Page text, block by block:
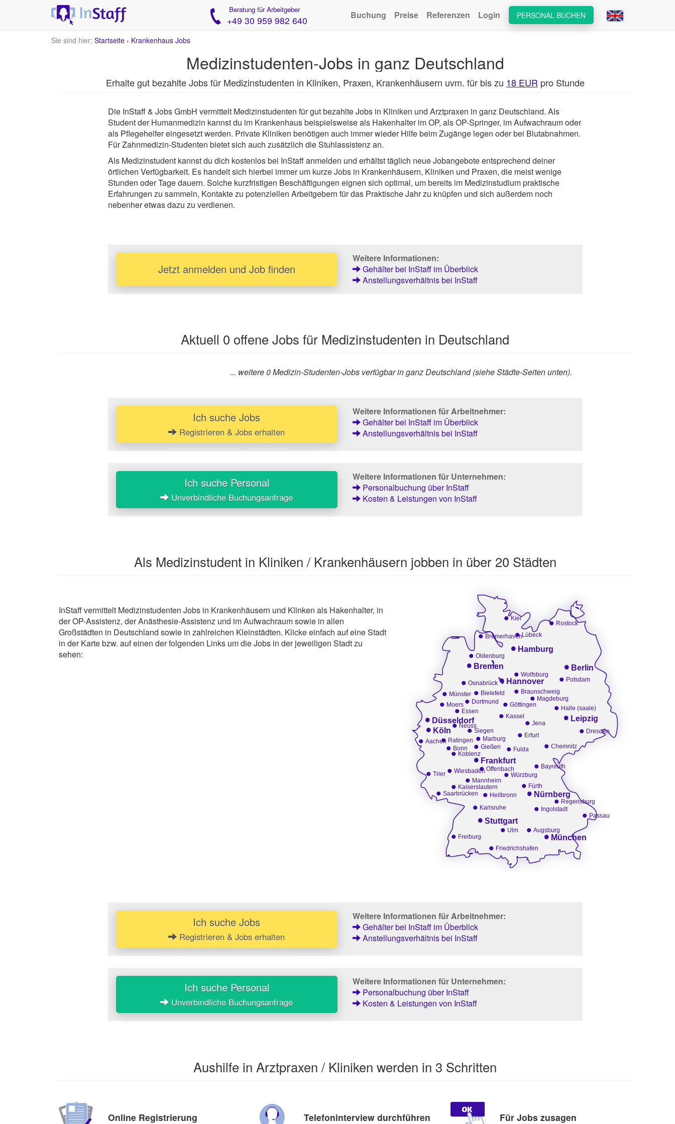
Beratung für Arbeitgeber
+49 30 959 982 640 PERSONAL BUCHEN
Buchung Preise Referenzen Login
Sie sind hier: Startseite › Krankenhaus Jobs
Medizinstudenten-Jobs in ganz Deutschland
Erhalte gut bezahlte Jobs für Medizinstudenten in Kliniken, Praxen, Krankenhäusern uvm. für bis zu 18 EUR pro Stunde
Die InStaff & Jobs GmbH vermittelt Medizinstudenten für gut bezahlte Jobs in Kliniken und Arztpraxen in ganz Deutschland. Als
Student der Humanmedizin kannst du im Krankenhaus beispielsweise als Hakenhalter im OP, als OP-Springer, im Aufwachraum oder
als Pflegehelfer eingesetzt werden. Private Kliniken benötigen auch immer wieder Hilfe beim Zugänge legen oder bei Blutabnahmen.
Für Zahnmedizin-Studenten bietet sich auch zusätzlich die Stuhlassistenz an.
Als Medizinstudent kannst du dich kostenlos bei InStaff anmelden und erhältst täglich neue Jobangebote entsprechend deiner
örtlichen Verfügbarkeit. Es handelt sich hierbei immer um kurze Jobs in Krankenhäusern, Kliniken und Praxen, die meist wenige
Stunden oder Tage dauern. Solche kurzfristigen Beschäftigungen eignen sich optimal, um bereits im Medizinstudium praktische
Erfahrungen zu sammeln, Kontakte zu potenziellen Arbeitgebern für das Praktische Jahr zu knüpfen und sich außerdem noch
nebenher etwas dazu zu verdienen.
Jetzt anmelden und Job finden
Weitere Informationen:
Gehälter bei InStaff im Überblick
Anstellungsverhältnis bei InStaff
Aktuell 0 offene Jobs für Medizinstudenten in Deutschland
... weitere 0 Medizin-Studenten-Jobs verfügbar in ganz Deutschland (siehe Städte-Seiten unten).
Ich suche Jobs
Registrieren & Jobs erhalten
Weitere Informationen für Arbeitnehmer:
Gehälter bei InStaff im Überblick
Anstellungsverhältnis bei InStaff
Ich suche Personal
Unverbindliche Buchungsanfrage
Weitere Informationen für Unternehmen:
Personalbuchung über InStaff
Kosten & Leistungen von InStaff
Als Medizinstudent in Kliniken / Krankenhäusern jobben in über 20 Städten
InStaff vermittelt Medizinstudenten Jobs in Krankenhäusern und Klinken als Hakenhalter, in
der OP-Assistenz, der Anästhesie-Assistenz und im Aufwachraum sowie in allen
Großstädten in Deutschland sowie in zahlreichen Kleinstädten. Klicke einfach auf eine Stadt
in der Karte bzw. auf einen der folgenden Links um die Jobs in der jeweiligen Stadt zu
sehen:
• Wolfsburg
• Passau
• Würzburg
• Erfurt
• Hamburg
• Hannover
• Frankfurt
• München
• Berlin
• Stuttgart
• Nürnberg
• Düsseldorf
• Köln
• Leipzig
• Bremen
• Oldenburg
• Ingolstadt
• Rostock
• Bonn
• Aachen
• Kassel
• Braunschweig
• Magdeburg
• Saarbrücken
• Trier
• Kiel
• Lübeck
• Chemnitz
• Essen
• Dresden
• Münster
• Dortmund • Göttingen
• Koblenz
• Bielefeld
• Osnabrück
• Ulm • Augsburg
• Regensburg
• Karlsruhe
• Bayreuth
• Freiburg
• Jena
• Potsdam
• Wiesbaden
• Mannheim
• Kaiserslautern
• Friedrichshafen
• Offenbach
• Fulda
• Ratingen
• Moers
• Fürth
• Neuss
• Bremerhaven
• Siegen
• Gießen
• Heilbronn
• Halle (saale)
• Marburg
Ich suche Jobs
Registrieren & Jobs erhalten
Weitere Informationen für Arbeitnehmer:
Gehälter bei InStaff im Überblick
Anstellungsverhältnis bei InStaff
Ich suche Personal
Unverbindliche Buchungsanfrage
Weitere Informationen für Unternehmen:
Personalbuchung über InStaff
Kosten & Leistungen von InStaff
Aushilfe in Arztpraxen / Kliniken werden in 3 Schritten
Online Registrierung Telefoninterview durchführen Für Jobs zusagen